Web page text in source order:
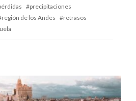
precipitaciones
región de los Andes
retrasos